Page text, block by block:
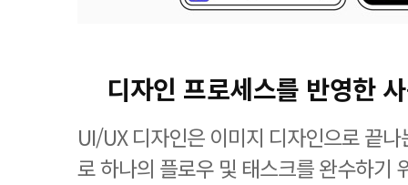
디자인 프로세스를 반영한
UI/UX 디자인은 이미지 디자인으로 끝
로 하나의 플로우 및 태스크를 완수하기